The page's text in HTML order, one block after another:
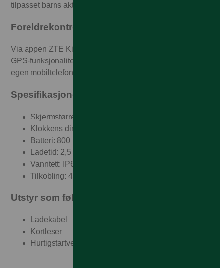
tilpasset barns aktive hverdag.
Foreldrekontroll via app
Via appen ZTE Kids kan foreldre administrere kontakter,
GPS-funksjonalitet og klokkeinnstillinger direkte fra sin
egen mobiltelefon.
Spesifikasjoner:
Skjermstørrelse: 1.83’’
Klokkens dimensjoner: 56*42*13.9mm
Batteri: 800 mAh
Ladetid: 2,5 timer
Vanntett: IP67
Tilkobling: 4G, WiFi og Bluetooth 4.0
Utstyr som følger med:
Ladekabel
Kortleser
Hurtigstartveiledning